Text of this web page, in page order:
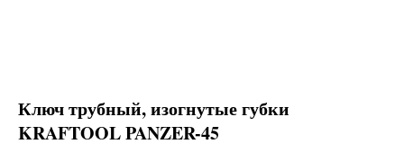
Ключ трубный, изогнутые губки
KRAFTOOL PANZER-45